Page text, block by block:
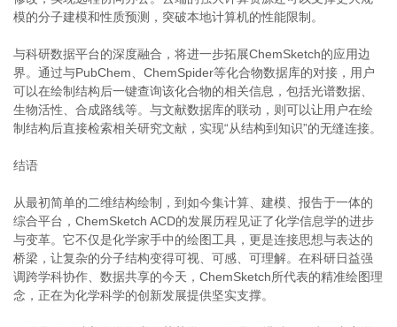
模的分子建模和性质预测，突破本地计算机的性能限制。
与科研数据平台的深度融合，将进一步拓展ChemSketch的应用边
界。通过与PubChem、ChemSpider等化合物数据库的对接，用户
可以在绘制结构后一键查询该化合物的相关信息，包括光谱数据、
生物活性、合成路线等。与文献数据库的联动，则可以让用户在绘
制结构后直接检索相关研究文献，实现“从结构到知识”的无缝连接。
结语
从最初简单的二维结构绘制，到如今集计算、建模、报告于一体的
综合平台，ChemSketch ACD的发展历程见证了化学信息学的进步
与变革。它不仅是化学家手中的绘图工具，更是连接思想与表达的
桥梁，让复杂的分子结构变得可视、可感、可理解。在科研日益强
调跨学科协作、数据共享的今天，ChemSketch所代表的精准绘图理
念，正在为化学科学的创新发展提供坚实支撑。